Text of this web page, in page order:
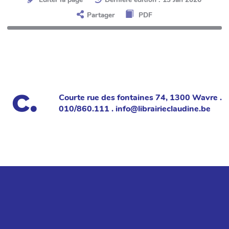
Partager
PDF
Courte rue des fontaines 74, 1300 Wavre .
010/860.111 . info@librairieclaudine.be